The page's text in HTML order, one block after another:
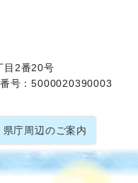
目2番20号
号：5000020390003
県庁周辺のご案内